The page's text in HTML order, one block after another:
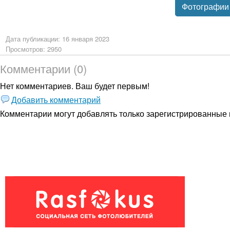
Фотографии
Дата публикации: 16 января 2023
Просмотров: 2950
Комментарии (0)
Нет комментариев. Ваш будет первым!
Добавить комментарий
Комментарии могут добавлять толькозарегистрированные